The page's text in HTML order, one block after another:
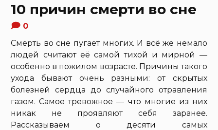
10 причин смерти во сне
0
Смерть во сне пугает многих. И всё же немало
людей считают её самой тихой и мирной —
особенно в пожилом возрасте. Причины такого
ухода бывают очень разными: от скрытых
болезней сердца до случайного отравления
газом. Самое тревожное — что многие из них
никак не проявляют себя заранее.
Рассказываем о десяти самых